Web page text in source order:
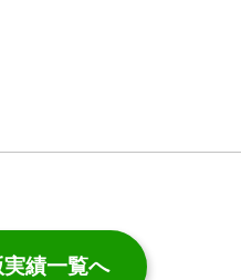
実績一覧へ